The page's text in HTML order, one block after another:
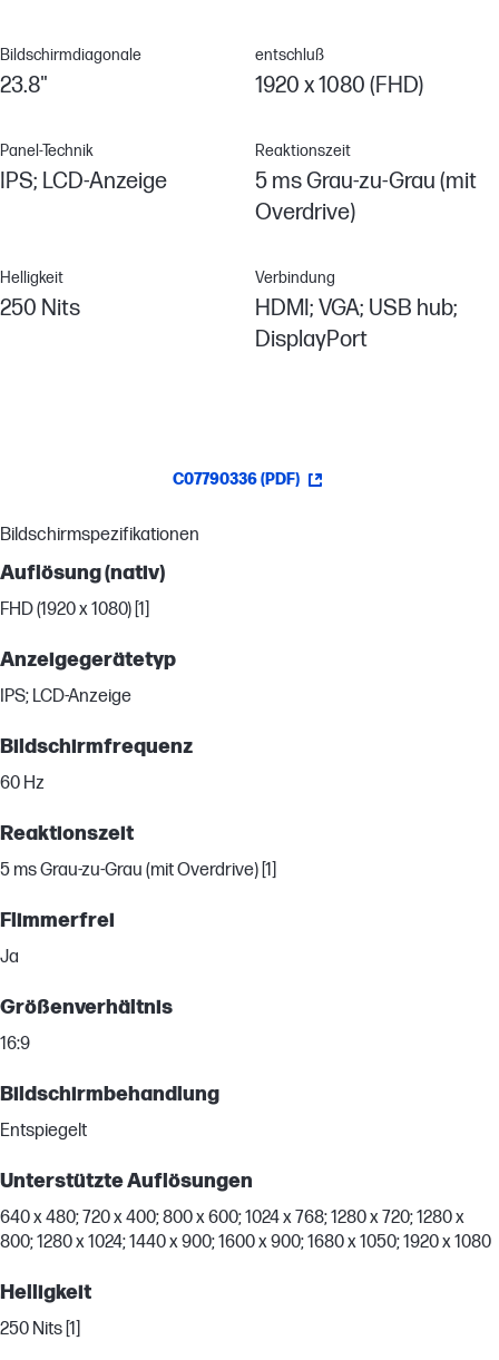
Bildschirmdiagonale
23.8"
entschluß
1920 x 1080 (FHD)
Panel-Technik
IPS; LCD-Anzeige
Reaktionszeit
5 ms Grau-zu-Grau (mit
Overdrive)
Helligkeit
250 Nits
Verbindung
HDMI; VGA; USB hub;
DisplayPort
C07790336 (PDF)
Bildschirmspezifikationen
Auflösung (nativ)
FHD (1920 x 1080) [1]
Anzeigegerätetyp
IPS; LCD-Anzeige
Bildschirmfrequenz
60 Hz
Reaktionszeit
5 ms Grau-zu-Grau (mit Overdrive) [1]
Flimmerfrei
Ja
Größenverhältnis
16:9
Bildschirmbehandlung
Entspiegelt
Unterstützte Auflösungen
640 x 480; 720 x 400; 800 x 600; 1024 x 768; 1280 x 720; 1280 x
800; 1280 x 1024; 1440 x 900; 1600 x 900; 1680 x 1050; 1920 x 1080
Helligkeit
250 Nits [1]